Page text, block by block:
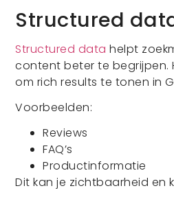
Structured
Structured data helpt
content beter te begrijpen.
om rich results te tonen in
Voorbeelden:
Reviews
FAQ’s
Productinformatie
Dit kan je zichtbaarheid en